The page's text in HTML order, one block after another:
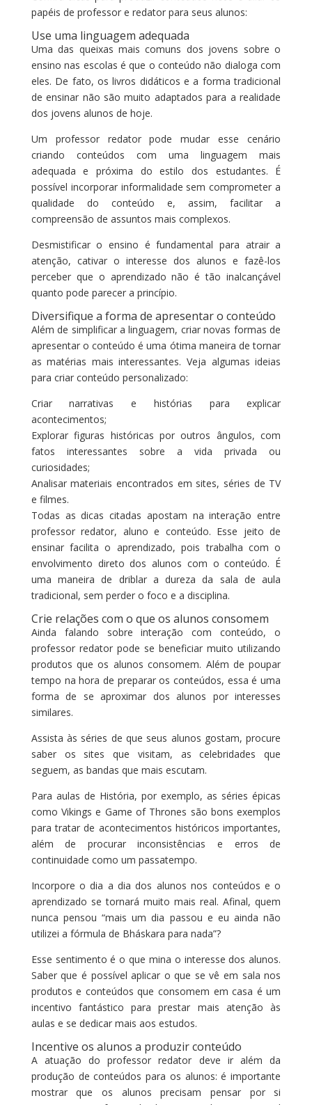
papéis de professor e redator para seus alunos:
Use uma linguagem adequada
Uma das queixas mais comuns dos jovens sobre o
ensino nas escolas é que o conteúdo não dialoga com
eles. De fato, os livros didáticos e a forma tradicional
de ensinar não são muito adaptados para a realidade
dos jovens alunos de hoje.
Um professor redator pode mudar esse cenário
criando conteúdos com uma linguagem mais
adequada e próxima do estilo dos estudantes. É
possível incorporar informalidade sem comprometer a
qualidade do conteúdo e, assim, facilitar a
compreensão de assuntos mais complexos.
Desmistificar o ensino é fundamental para atrair a
atenção, cativar o interesse dos alunos e fazê-los
perceber que o aprendizado não é tão inalcançável
quanto pode parecer a princípio.
Diversifique a forma de apresentar o conteúdo
Além de simplificar a linguagem, criar novas formas de
apresentar o conteúdo é uma ótima maneira de tornar
as matérias mais interessantes. Veja algumas ideias
para criar conteúdo personalizado:
Criar narrativas e histórias para explicar
acontecimentos;
Explorar figuras históricas por outros ângulos, com
fatos interessantes sobre a vida privada ou
curiosidades;
Analisar materiais encontrados em sites, séries de TV
e filmes.
Todas as dicas citadas apostam na interação entre
professor redator, aluno e conteúdo. Esse jeito de
ensinar facilita o aprendizado, pois trabalha com o
envolvimento direto dos alunos com o conteúdo. É
uma maneira de driblar a dureza da sala de aula
tradicional, sem perder o foco e a disciplina.
Crie relações com o que os alunos consomem
Ainda falando sobre interação com conteúdo, o
professor redator pode se beneficiar muito utilizando
produtos que os alunos consomem. Além de poupar
tempo na hora de preparar os conteúdos, essa é uma
forma de se aproximar dos alunos por interesses
similares.
Assista às séries de que seus alunos gostam, procure
saber os sites que visitam, as celebridades que
seguem, as bandas que mais escutam.
Para aulas de História, por exemplo, as séries épicas
como Vikings e Game of Thrones são bons exemplos
para tratar de acontecimentos históricos importantes,
além de procurar inconsistências e erros de
continuidade como um passatempo.
Incorpore o dia a dia dos alunos nos conteúdos e o
aprendizado se tornará muito mais real. Afinal, quem
nunca pensou “mais um dia passou e eu ainda não
utilizei a fórmula de Bháskara para nada”?
Esse sentimento é o que mina o interesse dos alunos.
Saber que é possível aplicar o que se vê em sala nos
produtos e conteúdos que consomem em casa é um
incentivo fantástico para prestar mais atenção às
aulas e se dedicar mais aos estudos.
Incentive os alunos a produzir conteúdo
A atuação do professor redator deve ir além da
produção de conteúdos para os alunos: é importante
mostrar que os alunos precisam pensar por si